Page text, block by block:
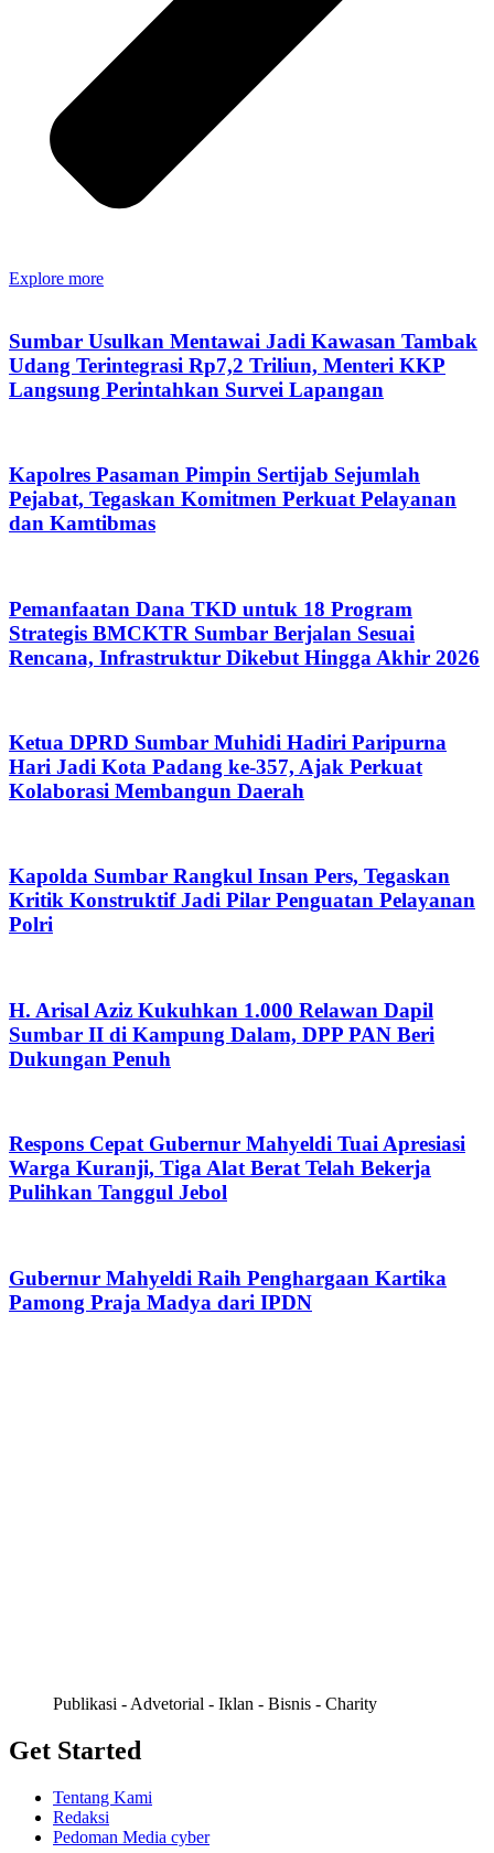
Explore more
Sumbar Usulkan Mentawai Jadi Kawasan Tambak
Udang Terintegrasi Rp7,2 Triliun, Menteri KKP
Langsung Perintahkan Survei Lapangan
Kapolres Pasaman Pimpin Sertijab Sejumlah
Pejabat, Tegaskan Komitmen Perkuat Pelayanan
dan Kamtibmas
Pemanfaatan Dana TKD untuk 18 Program
Strategis BMCKTR Sumbar Berjalan Sesuai
Rencana, Infrastruktur Dikebut Hingga Akhir 2026
Ketua DPRD Sumbar Muhidi Hadiri Paripurna
Hari Jadi Kota Padang ke-357, Ajak Perkuat
Kolaborasi Membangun Daerah
Kapolda Sumbar Rangkul Insan Pers, Tegaskan
Kritik Konstruktif Jadi Pilar Penguatan Pelayanan
Polri
H. Arisal Aziz Kukuhkan 1.000 Relawan Dapil
Sumbar II di Kampung Dalam, DPP PAN Beri
Dukungan Penuh
Respons Cepat Gubernur Mahyeldi Tuai Apresiasi
Warga Kuranji, Tiga Alat Berat Telah Bekerja
Pulihkan Tanggul Jebol
Gubernur Mahyeldi Raih Penghargaan Kartika
Pamong Praja Madya dari IPDN
Publikasi - Advetorial - Iklan - Bisnis - Charity
Get Started
Tentang Kami
Redaksi
Pedoman Media cyber